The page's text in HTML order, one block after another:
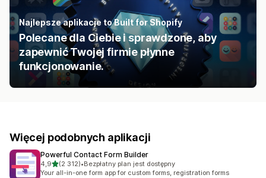
Najlepsze aplikacje to Built for Shopify
Polecane dla Ciebie i sprawdzone, aby
zapewnić Twojej firmie płynne
funkcjonowanie.
Więcej podobnych aplikacji
Powerful Contact Form Builder
4,9na 5 gwiazdek
(2 312)
Łączna liczba recenzji: 2312
•Bezpłatny plan jest dostępny
Your all-in-one form app for custom forms, registration forms